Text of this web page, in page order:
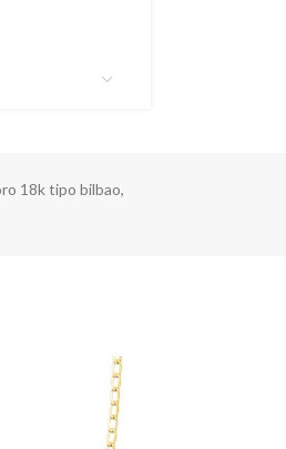
18k tipo bilbao,